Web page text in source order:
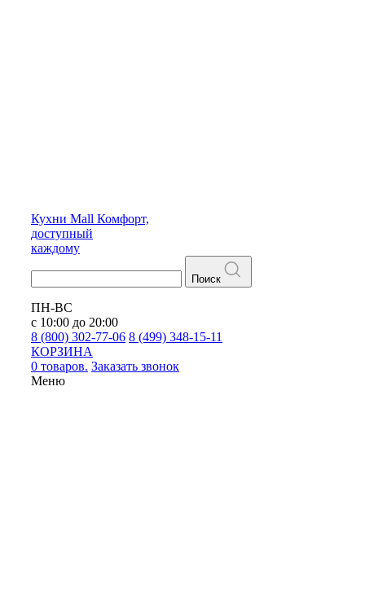
Кухни Mall Комфорт,
доступный
каждому
Поиск
ПН-ВС
с 10:00 до 20:00
8 (800) 302-77-06 8 (499) 348-15-11
КОРЗИНА
0 товаров. Заказать звонок
Меню